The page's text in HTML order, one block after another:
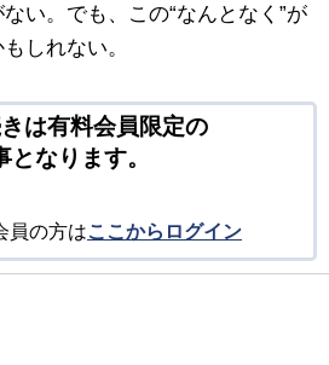
い。でも、この“なんとなく”が
しれない。
は有料会員限定の
となります。
員の方はここからログイン